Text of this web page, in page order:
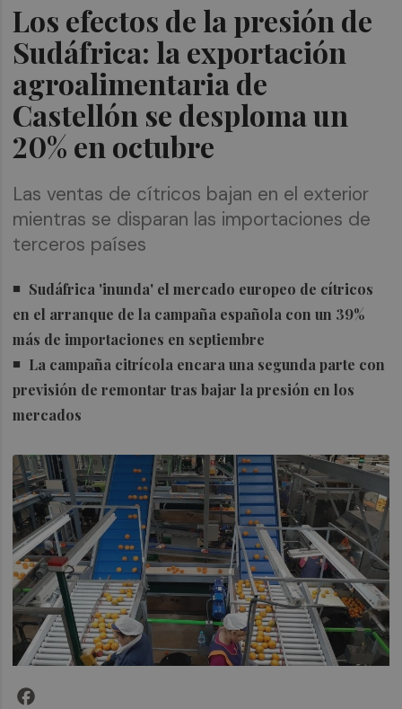
Los efectos de la presión de
Sudáfrica: la exportación
agroalimentaria de
Castellón se desploma un
20% en octubre
Las ventas de cítricos bajan en el exterior
mientras se disparan las importaciones de
terceros países
Sudáfrica 'inunda' el mercado europeo de cítricos
en el arranque de la campaña española con un 39%
más de importaciones en septiembre
La campaña citrícola encara una segunda parte con
previsión de remontar tras bajar la presión en los
mercados